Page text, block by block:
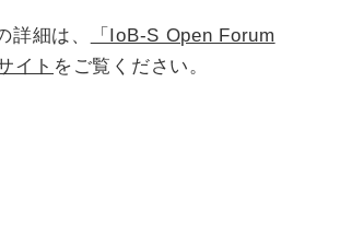
詳細は、
「IoB-S Open Forum
イト をご覧ください。